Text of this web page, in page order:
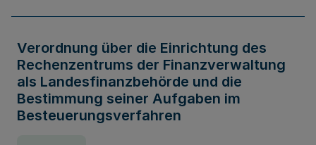
Verordnung über die Einrichtung des
Rechenzentrums der Finanzverwaltung
als Landesfinanzbehörde und die
Bestimmung seiner Aufgaben im
Besteuerungsverfahren